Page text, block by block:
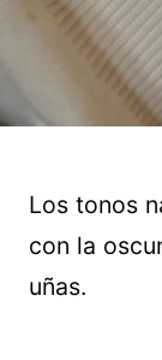
Los tonos
con la
uñas.